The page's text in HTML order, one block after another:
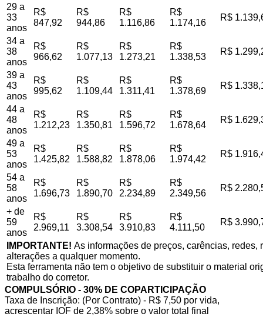
29 a
33
anos
R$
847,92
R$
944,86
R$
1.116,86
R$
1.174,16
R$
34 a
38
anos
R$
966,62
R$
1.077,13
R$
1.273,21
R$
1.338,53
R$
39 a
43
anos
R$
995,62
R$
1.109,44
R$
1.311,41
R$
1.378,69
R$
44 a
48
anos
R$
1.212,23
R$
1.350,81
R$
1.596,72
R$
1.678,64
R$
49 a
53
anos
R$
1.425,82
R$
1.588,82
R$
1.878,06
R$
1.974,42
R$
54 a
58
anos
R$
1.696,73
R$
1.890,70
R$
2.234,89
R$
2.349,56
R$
+ de
59
anos
R$
2.969,11
R$
3.308,54
R$
3.910,83
R$
4.111,50
R$
IMPORTANTE! As informações de preços, carências,
alterações a qualquer momento.
Esta ferramenta não tem o objetivo de substituir o material
trabalho do corretor.
COMPULSÓRIO - 30% DE COPARTICIPAÇÃO
Taxa de Inscrição: (Por Contrato) - R$ 7,50 por vida,
acrescentar IOF de 2,38% sobre o valor total final